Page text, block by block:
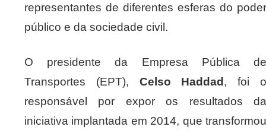
representantes de diferentes esferas do poder
público e da sociedade civil.
O presidente da Empresa Pública de
Transportes (EPT), Celso Haddad , foi
responsável por expor os resultados da
iniciativa implantada em 2014, que transformou